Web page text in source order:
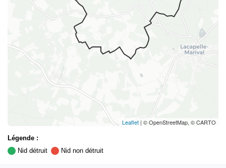
Leaflet | © OpenStreetMap, © CARTO
Légende :
Nid détruit
Nid non détruit